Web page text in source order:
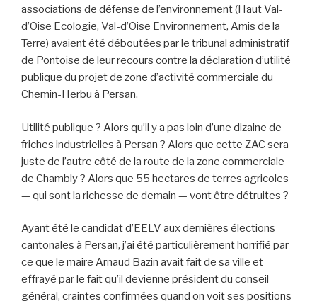
associations de défense de l’environnement (Haut Val-
d’Oise Ecologie, Val-d’Oise Environnement, Amis de la
Terre) avaient été déboutées par le tribunal administratif
de Pontoise de leur recours contre la déclaration d’utilité
publique du projet de zone d’activité commerciale du
Chemin-Herbu à Persan.
Utilité publique ? Alors qu’il y a pas loin d’une dizaine de
friches industrielles à Persan ? Alors que cette ZAC sera
juste de l’autre côté de la route de la zone commerciale
de Chambly ? Alors que 55 hectares de terres agricoles
— qui sont la richesse de demain — vont être détruites ?
Ayant été le candidat d’EELV aux dernières élections
cantonales à Persan, j’ai été particulièrement horrifié par
ce que le maire Arnaud Bazin avait fait de sa ville et
effrayé par le fait qu’il devienne président du conseil
général, craintes confirmées quand on voit ses positions